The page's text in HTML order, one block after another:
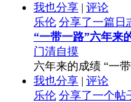
我也分享 | 评论
乐伦 分享了一篇日
“一带一路”六年来
门清自摸
六年来的成绩 “一
我也分享 | 评论
乐伦 分享了一个帖